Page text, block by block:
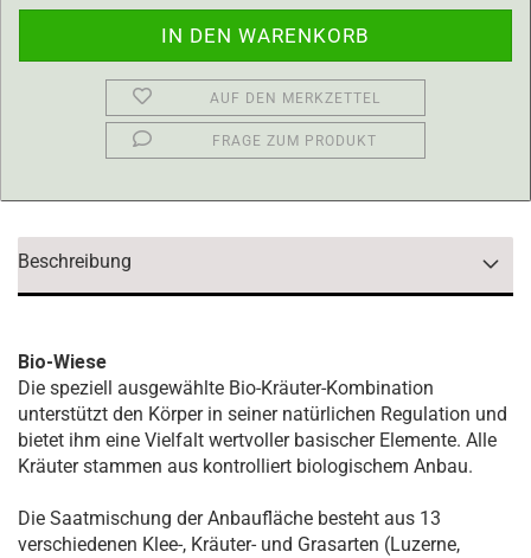
AUF DEN MERKZETTEL
FRAGE ZUM PRODUKT
Beschreibung
Bio-Wiese
Die speziell ausgewählte Bio-Kräuter-Kombination
unterstützt den Körper in seiner natürlichen Regulation und
bietet ihm eine Vielfalt wertvoller basischer Elemente. Alle
Kräuter stammen aus kontrolliert biologischem Anbau.
Die Saatmischung der Anbaufläche besteht aus 13
verschiedenen Klee-, Kräuter- und Grasarten (Luzerne,